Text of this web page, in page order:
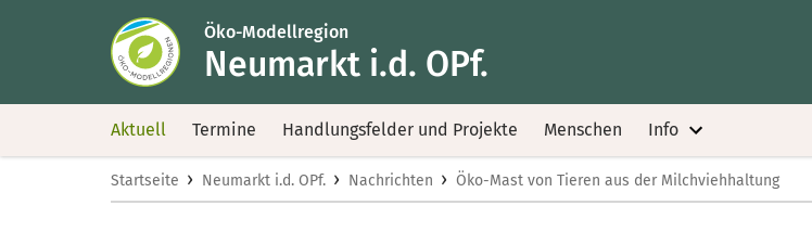
Öko-Modellregion
Neumarkt i.d. OPf.
Aktuell Termine Handlungsfelder und Projekte Menschen Info
Startseite › Neumarkt i.d. OPf. › Nachrichten › Öko-Mast von Tieren aus der Milchviehhaltung